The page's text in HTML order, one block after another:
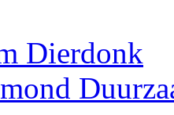
Dierdonk